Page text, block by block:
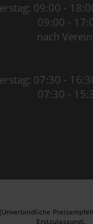
09:00 -
- 17:00
07:30 -
- 15:30
Erstzulassung).